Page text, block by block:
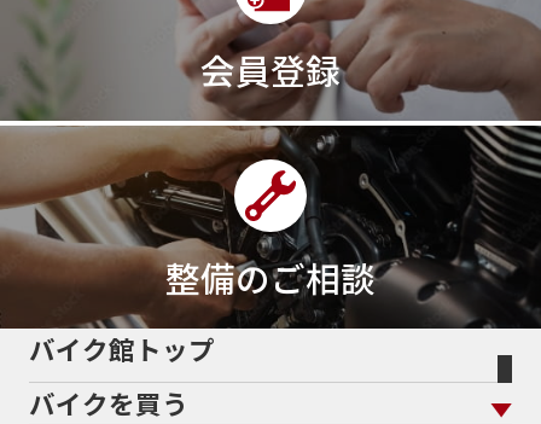
会員登録
整備のご相談
バイク館トップ
バイクを買う